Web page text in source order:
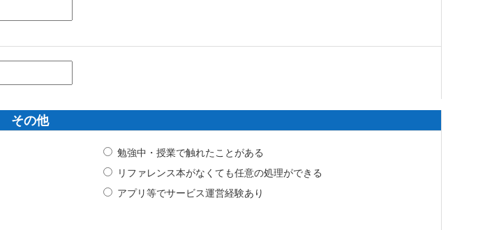
その他
勉強中・授業で触れたことがある
リファレンス本がなくても任意の処理ができる
アプリ等でサービス運営経験あり